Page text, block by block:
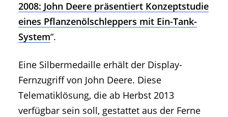
2008: John Deere präsentiert Konzeptstudie
eines Pflanzenölschleppers mit Ein-Tank-
System“.
Eine Silbermedaille erhält der Display-
Fernzugriff von John Deere. Diese
Telematiklösung, die ab Herbst 2013
verfügbar sein soll, gestattet aus der Ferne